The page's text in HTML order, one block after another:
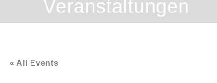
Veranstaltungen
« All Events